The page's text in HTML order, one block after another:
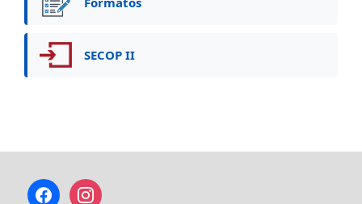
SECOP II
facebookinstagram